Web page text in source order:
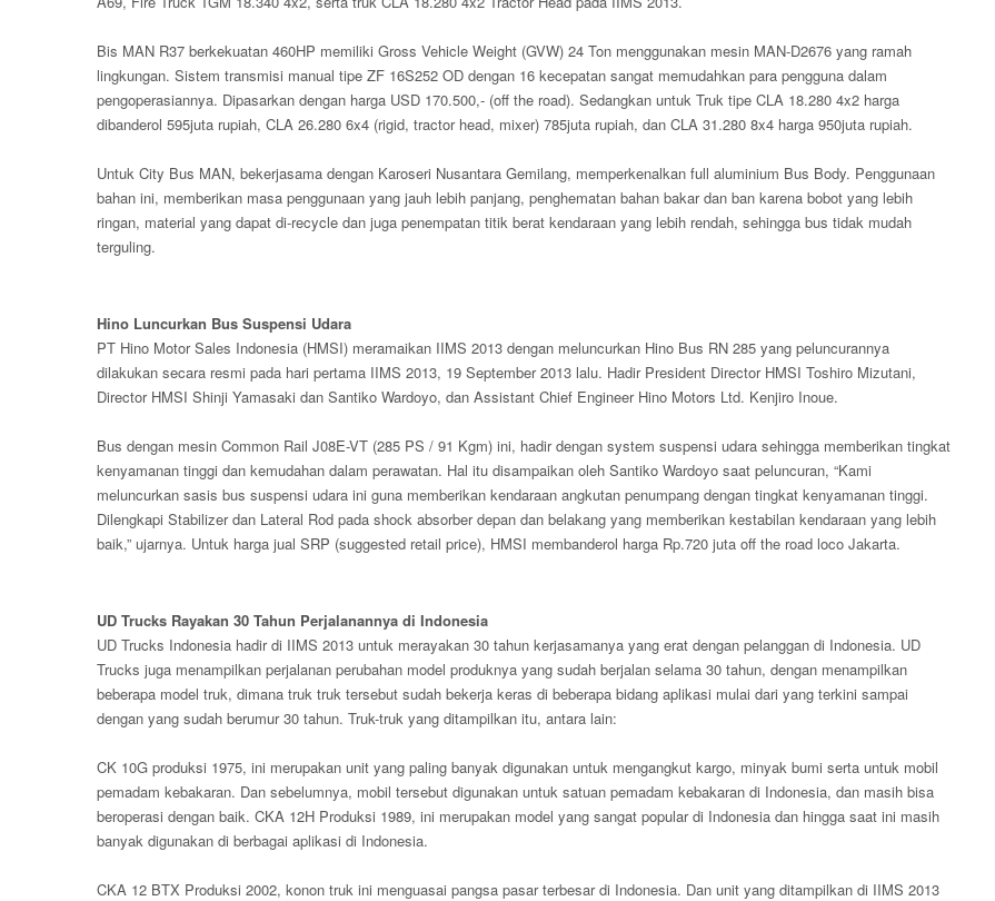
Bis MAN R37 berkekuatan 460HP memiliki Gross Vehicle Weight (GVW) 24 Ton menggunakan mesin MAN-D2676 yang ramah
lingkungan. Sistem transmisi manual tipe ZF 16S252 OD dengan 16 kecepatan sangat memudahkan para pengguna dalam
pengoperasiannya. Dipasarkan dengan harga USD 170.500,- (off the road). Sedangkan untuk Truk tipe CLA 18.280 4x2 harga
dibanderol 595juta rupiah, CLA 26.280 6x4 (rigid, tractor head, mixer) 785juta rupiah, dan CLA 31.280 8x4 harga 950juta rupiah.
Untuk City Bus MAN, bekerjasama dengan Karoseri Nusantara Gemilang, memperkenalkan full aluminium Bus Body. Penggunaan
bahan ini, memberikan masa penggunaan yang jauh lebih panjang, penghematan bahan bakar dan ban karena bobot yang lebih
ringan, material yang dapat di-recycle dan juga penempatan titik berat kendaraan yang lebih rendah, sehingga bus tidak mudah
terguling.
Hino Luncurkan Bus Suspensi Udara
PT Hino Motor Sales Indonesia (HMSI) meramaikan IIMS 2013 dengan meluncurkan Hino Bus RN 285 yang peluncurannya
dilakukan secara resmi pada hari pertama IIMS 2013, 19 September 2013 lalu. Hadir President Director HMSI Toshiro Mizutani,
Director HMSI Shinji Yamasaki dan Santiko Wardoyo, dan Assistant Chief Engineer Hino Motors Ltd. Kenjiro Inoue.
Bus dengan mesin Common Rail J08E-VT (285 PS / 91 Kgm) ini, hadir dengan system suspensi udara sehingga memberikan tingkat
kenyamanan tinggi dan kemudahan dalam perawatan. Hal itu disampaikan oleh Santiko Wardoyo saat peluncuran, “Kami
meluncurkan sasis bus suspensi udara ini guna memberikan kendaraan angkutan penumpang dengan tingkat kenyamanan tinggi.
Dilengkapi Stabilizer dan Lateral Rod pada shock absorber depan dan belakang yang memberikan kestabilan kendaraan yang lebih
baik,” ujarnya. Untuk harga jual SRP (suggested retail price), HMSI membanderol harga Rp.720 juta off the road loco Jakarta.
UD Trucks Rayakan 30 Tahun Perjalanannya di Indonesia
UD Trucks Indonesia hadir di IIMS 2013 untuk merayakan 30 tahun kerjasamanya yang erat dengan pelanggan di Indonesia. UD
Trucks juga menampilkan perjalanan perubahan model produknya yang sudah berjalan selama 30 tahun, dengan menampilkan
beberapa model truk, dimana truk truk tersebut sudah bekerja keras di beberapa bidang aplikasi mulai dari yang terkini sampai
dengan yang sudah berumur 30 tahun. Truk-truk yang ditampilkan itu, antara lain:
CK 10G produksi 1975, ini merupakan unit yang paling banyak digunakan untuk mengangkut kargo, minyak bumi serta untuk mobil
pemadam kebakaran. Dan sebelumnya, mobil tersebut digunakan untuk satuan pemadam kebakaran di Indonesia, dan masih bisa
beroperasi dengan baik. CKA 12H Produksi 1989, ini merupakan model yang sangat popular di Indonesia dan hingga saat ini masih
banyak digunakan di berbagai aplikasi di Indonesia.
CKA 12 BTX Produksi 2002, konon truk ini menguasai pangsa pasar terbesar di Indonesia. Dan unit yang ditampilkan di IIMS 2013